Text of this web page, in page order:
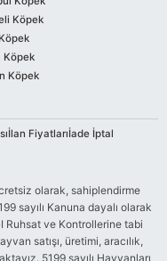
Köpek
Köpek
Köpek
İlan Fiyatlarıİade İptal
olarak, sahiplendirme
sayılı Kanuna dayalı olarak
Ruhsat ve Kontrollerine tabi
satışı, üretimi, aracılık,
5199 sayılı Hayvanları